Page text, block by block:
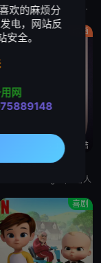
萨沙·奈特,约翰·迪·马吉欧,汤姆·肯尼,海登·瓦尔希,奥利维亚·奥尔森,杨泫贞
动画
第15集完结
天逆转 第二季
Bronwen Morgan,胖雪人
喜剧
欢的麻烦分
电，网站反
全。
网